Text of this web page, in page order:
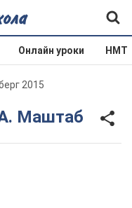
Онлайн уроки НМТ
2015
Маштаб